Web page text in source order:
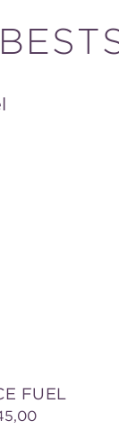
FUEL